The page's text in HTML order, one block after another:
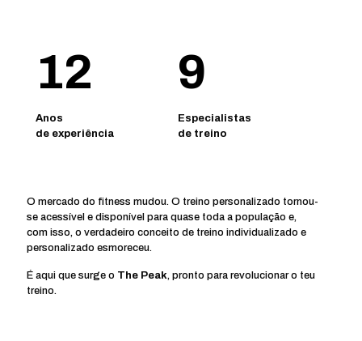
12
Anos
de experiência
9
Especialistas
de treino
O mercado do fitness mudou. O treino personalizado tornou-
se acessível e disponível para quase toda a população e,
com isso, o verdadeiro conceito de treino individualizado e
personalizado esmoreceu.
É aqui que surge o The Peak, pronto para revolucionar o teu
treino.